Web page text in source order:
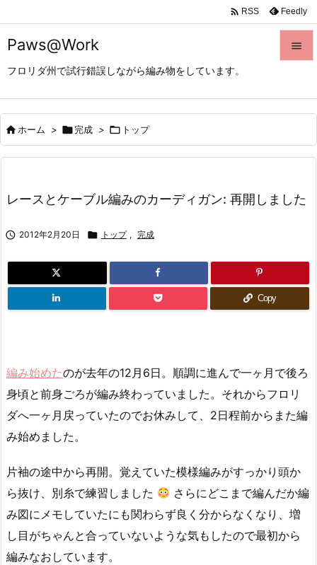
Paws@Work
フロリダ州で試行錯誤しながら編み物をしています。



次へ
 RSS Feedly
ホーム > 完成 >  トップ
レースとケーブル編みのカーディガン: 再開しました
 2012年2月20日  トップ , 完成
Copy
編み始めたのが去年の12月6日。順調に進んで一ヶ月で後ろ
身頃と前身ごろが編み終わっていました。それからフロリ
ダへ一ヶ月戻っていたのでお休みして、2日程前からまた編
み始めました。
片袖の途中から再開。覚えていた模様編みがすっかり頭か
ら抜け、別糸で練習しました
さらにどこまで編んだか編
み図にメモしていたにも関わらず良く分からなくなり、増
し目がちゃんと合っていないような気もしたので最初から
編みなおしています。